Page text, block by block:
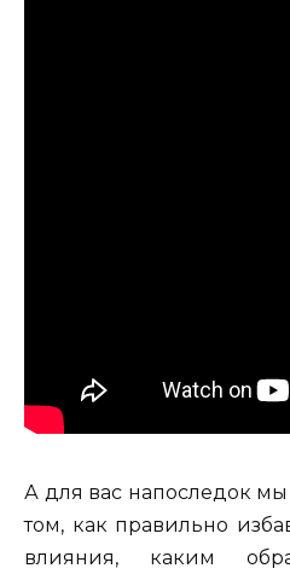
А для вас напоследок
том, как правильно
влияния, каким